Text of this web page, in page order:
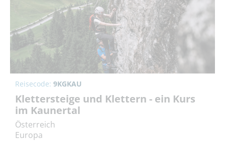
Reisecode: 9KGKAU
Klettersteige und Klettern - ein Kurs
im Kaunertal
Österreich
Europa